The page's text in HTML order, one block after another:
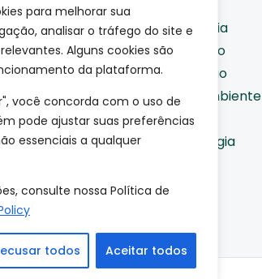
para melhorar sua
analisar o tráfego do site e
Alguns cookies são
da plataforma.
você concorda com o uso de
pode ajustar suas preferências
essenciais a qualquer
consulte nossa Política de
todos Aceitar todos
de
que
como a
84)
Economia
Cotidiano
Educação
Meio Ambiente
Esporte
Tecnologia